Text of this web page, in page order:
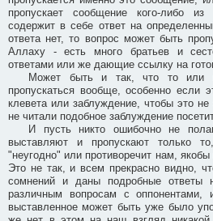
пропускает сообщение кого-либо из
содержит в себе ответ на
ответа нет, то вопрос может быть
Аллаху - есть много братьев и
ответами или же дающие ссылку на
Может быть и так, что то или
пропускаться вообще, особенно если
клевета или заблуждение, чтобы это
не читали подобное заблуждение
И пусть никто ошибочно не
выставляют и пропускают только
"неугодно" или противоречит нам,
Это не так, и всем прекрасно видно,
сомнений и даны подробные ответы
различным вопросам с
выставленное может быть уже было